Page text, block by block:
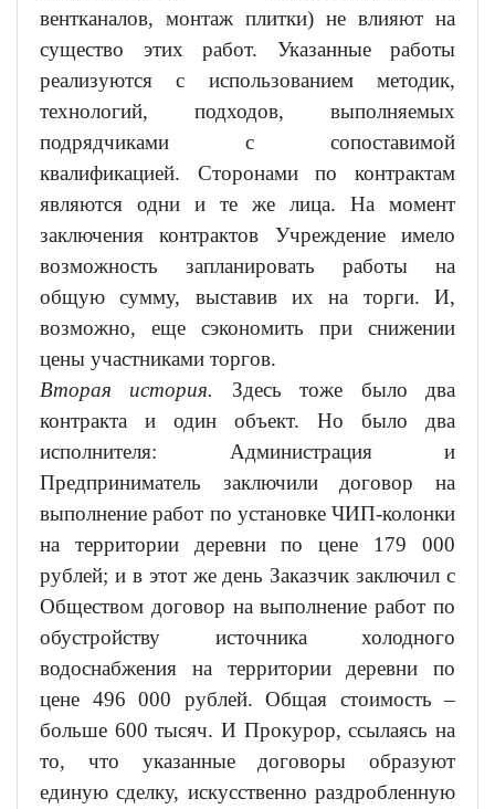
вентканалов, монтаж плитки) не влияют на
существо этих работ. Указанные работы
реализуются с использованием методик,
технологий, подходов, выполняемых
подрядчиками с сопоставимой
квалификацией. Сторонами по контрактам
являются одни и те же лица. На момент
заключения контрактов Учреждение имело
возможность запланировать работы на
общую сумму, выставив их на торги. И,
возможно, еще сэкономить при снижении
цены участниками торгов.
Вторая история.
Здесь тоже было два
контракта и один объект. Но было два
исполнителя: Администрация и
Предприниматель заключили договор на
выполнение работ по установке ЧИП-колонки
на территории деревни по цене 179 000
рублей; и в этот же день Заказчик заключил с
Обществом договор на выполнение работ по
обустройству источника холодного
водоснабжения на территории деревни по
цене 496 000 рублей. Общая стоимость –
больше 600 тысяч. И Прокурор, ссылаясь на
то, что указанные договоры образуют
единую сделку, искусственно раздробленную